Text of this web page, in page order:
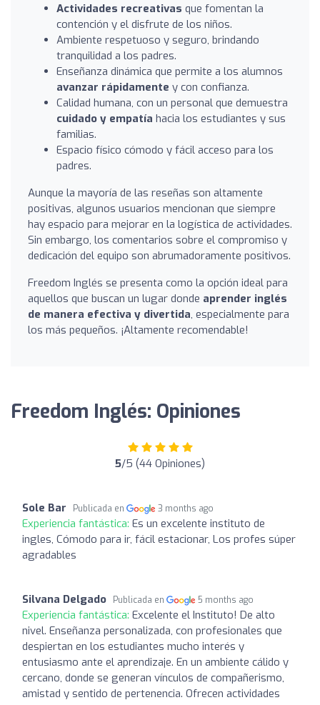
Actividades recreativas que fomentan la
contención y el disfrute de los niños.
Ambiente respetuoso y seguro, brindando
tranquilidad a los padres.
Enseñanza dinámica que permite a los alumnos
avanzar rápidamente y con confianza.
Calidad humana, con un personal que demuestra
cuidado y empatía hacia los estudiantes y sus
familias.
Espacio físico cómodo y fácil acceso para los
padres.
Aunque la mayoría de las reseñas son altamente
positivas, algunos usuarios mencionan que siempre
hay espacio para mejorar en la logística de actividades.
Sin embargo, los comentarios sobre el compromiso y
dedicación del equipo son abrumadoramente positivos.
Freedom Inglés se presenta como la opción ideal para
aquellos que buscan un lugar donde aprender inglés
de manera efectiva y divertida, especialmente para
los más pequeños. ¡Altamente recomendable!
Freedom Inglés: Opiniones
5/5 (44 Opiniones)
Sole Bar Publicada en 3 months ago
Experiencia fantástica: Es un excelente instituto de
ingles, Cómodo para ir, fácil estacionar, Los profes súper
agradables
Silvana Delgado Publicada en 5 months ago
Experiencia fantástica: Excelente el Instituto! De alto
nivel. Enseñanza personalizada, con profesionales que
despiertan en los estudiantes mucho interés y
entusiasmo ante el aprendizaje. En un ambiente cálido y
cercano, donde se generan vínculos de compañerismo,
amistad y sentido de pertenencia. Ofrecen actividades